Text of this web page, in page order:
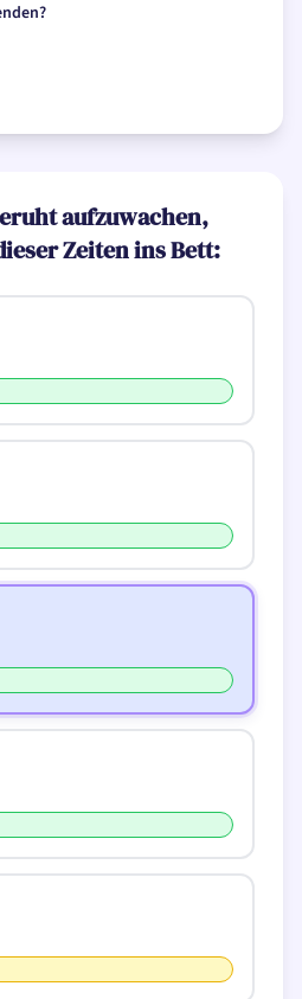
aufzuwachen,
Zeiten ins Bett: